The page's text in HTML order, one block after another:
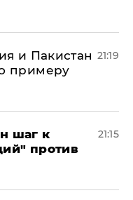
и Пакистан
примеру
21:19
шаг к
против
21:15